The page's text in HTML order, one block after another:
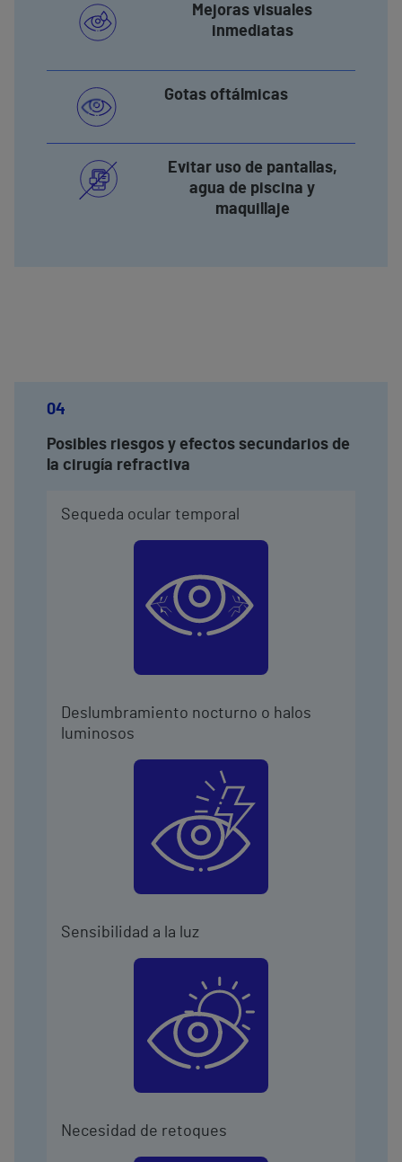
Mejoras visuales
inmediatas
Gotas oftálmicas
Evitar uso de pantallas,
agua de piscina y
maquillaje
04
Posibles riesgos y efectos secundarios de
la cirugía refractiva
Sequeda ocular temporal
Deslumbramiento nocturno o halos
luminosos
Sensibilidad a la luz
Necesidad de retoques